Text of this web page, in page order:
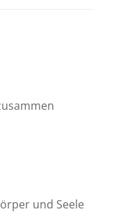
und Seele